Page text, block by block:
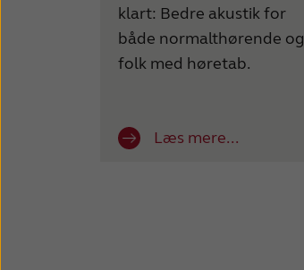
klart: Bedre akustik for
både normalthørende og
folk med høretab.
Læs mere...